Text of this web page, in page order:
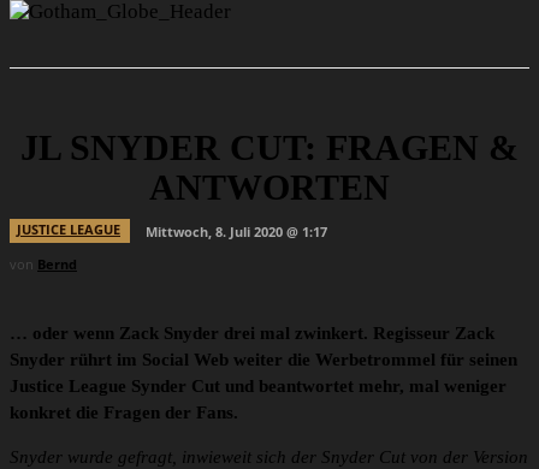
JL SNYDER CUT: FRAGEN &
ANTWORTEN
JUSTICE LEAGUE
Mittwoch, 8. Juli 2020 @ 1:17
von Bernd
… oder wenn Zack Snyder drei mal zwinkert. Regisseur Zack
Snyder rührt im Social Web weiter die Werbetrommel für seinen
Justice League Synder Cut und beantwortet mehr, mal weniger
konkret die Fragen der Fans.
Snyder wurde gefragt, inwieweit sich der Snyder Cut von der Version